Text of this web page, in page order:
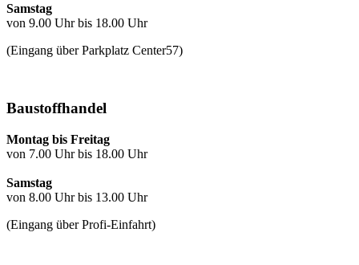
Samstag
von 9.00 Uhr bis 18.00 Uhr
(Eingang über Parkplatz Center57)
Baustoffhandel
Montag bis Freitag
von 7.00 Uhr bis 18.00 Uhr
Samstag
von 8.00 Uhr bis 13.00 Uhr
(Eingang über Profi-Einfahrt)